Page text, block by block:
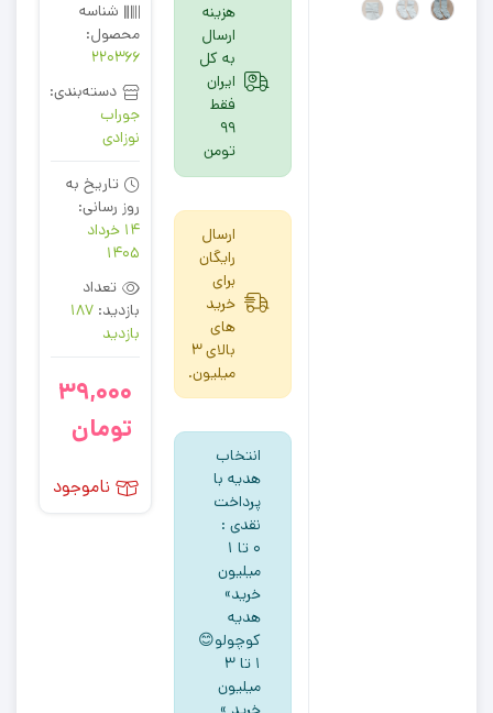
هزینه
ارسال
به کل
ایران
فقط
99
تومن
ارسال
رایگان
برای
خرید
های
بالای 3
میلیون.
انتخاب
هدیه با
پرداخت
نقدی :
۰ تا ۱
میلیون
خرید»
هدیه
کوچولو😊
۱ تا ۳
میلیون
شناسه
محصول:
220366
دسته‌بندی:
جوراب
نوزادی
تاریخ به
روز رسانی:
14 خرداد
1405
تعداد
بازدید: 187
بازدید
39,000
تومان
ناموجود